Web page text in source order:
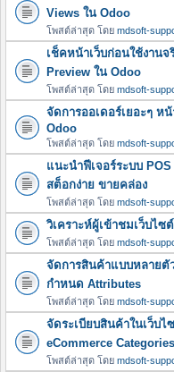
Views ใน Odoo
โพสต์ล่าสุด โดย mdsoft-
เช็คหน้าเว็บก่อนใช้งานจ
Preview ใน Odoo
โพสต์ล่าสุด โดย mdsoft-
จัดการออเดอร์เยอะๆ ห
Odoo
โพสต์ล่าสุด โดย mdsoft-
แนะนำฟีเจอร์ระบบ
สต็อกง่าย ขายคล่อง
โพสต์ล่าสุด โดย mdsoft-
วิเคราะห์ผู้เข้าชมเว็บไ
โพสต์ล่าสุด โดย mdsoft-
จัดการสินค้าแบบหลายตั
กำหนด Attributes
โพสต์ล่าสุด โดย mdsoft-
จัดระเบียบสินค้าในเว็บ
eCommerce
โพสต์ล่าสุด โดย mdsoft-